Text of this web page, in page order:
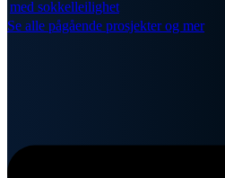
med sokkelleilighet
Se alle pågående prosjekter og mer